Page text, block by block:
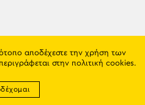
αποδέχεστε την χρήση των
στην πολιτική cookies.